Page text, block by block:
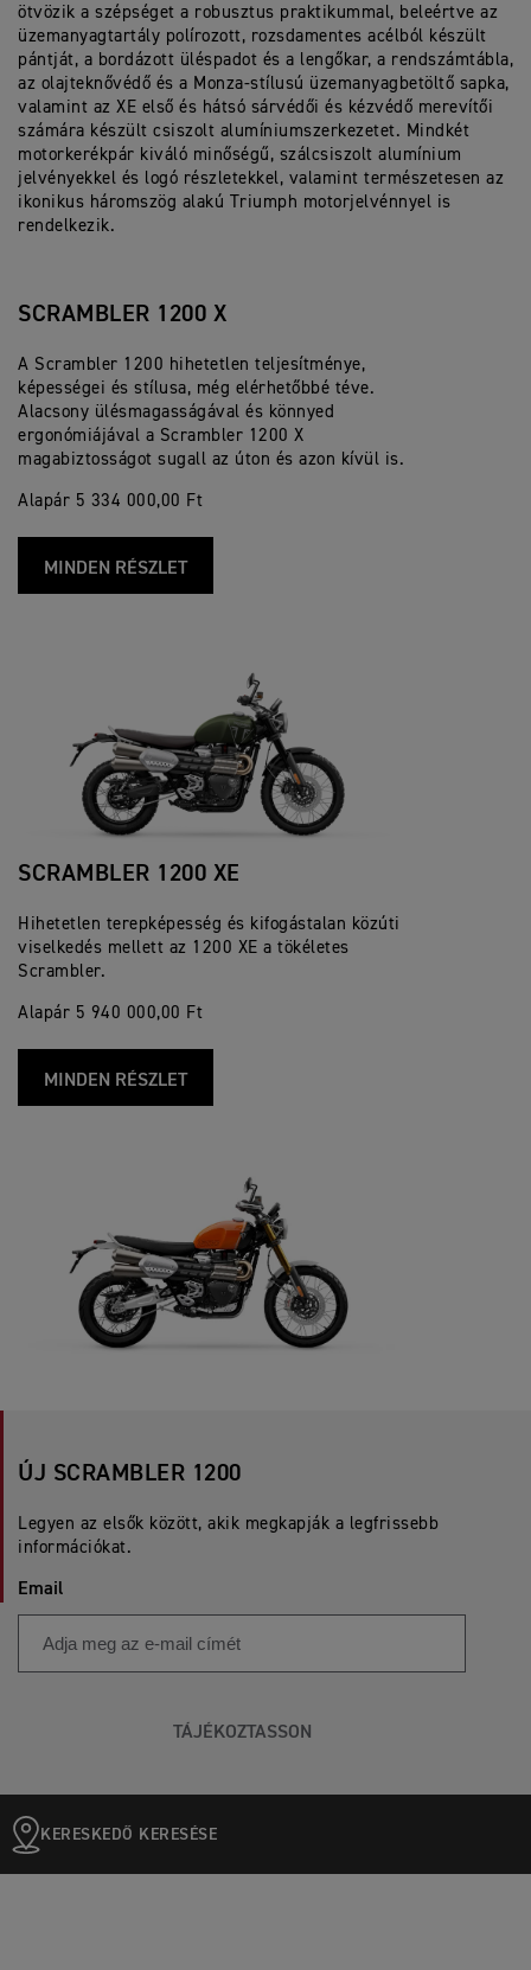
ötvözik a szépséget a robusztus praktikummal, beleértve az
üzemanyagtartály polírozott, rozsdamentes acélból készült
pántját, a bordázott üléspadot és a lengőkar, a rendszámtábla,
az olajteknővédő és a Monza-stílusú üzemanyagbetöltő sapka,
valamint az XE első és hátsó sárvédői és kézvédő merevítői
számára készült csiszolt alumíniumszerkezetet. Mindkét
motorkerékpár kiváló minőségű, szálcsiszolt alumínium
jelvényekkel és logó részletekkel, valamint természetesen az
ikonikus háromszög alakú Triumph motorjelvénnyel is
rendelkezik.
SCRAMBLER 1200 X
A Scrambler 1200 hihetetlen teljesítménye,
képességei és stílusa, még elérhetőbbé téve.
Alacsony ülésmagasságával és könnyed
ergonómiájával a Scrambler 1200 X
magabiztosságot sugall az úton és azon kívül is.
Alapár 5 334 000,00 Ft
MINDEN RÉSZLET
SCRAMBLER 1200 XE
Hihetetlen terepképesség és kifogástalan közúti
viselkedés mellett az 1200 XE a tökéletes
Scrambler.
Alapár 5 940 000,00 Ft
MINDEN RÉSZLET
ÚJ SCRAMBLER 1200
Legyen az elsők között, akik megkapják a legfrissebb
információkat.
Email
TÁJÉKOZTASSON
KERESKEDŐ KERESÉSE